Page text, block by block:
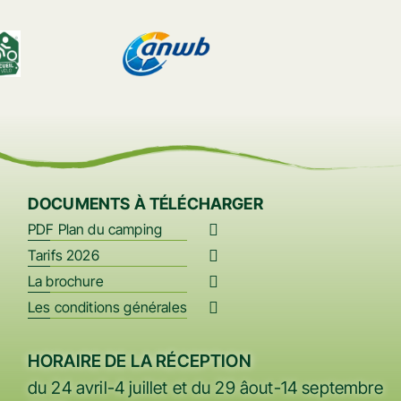
DOCUMENTS À TÉLÉCHARGER
PDF Plan du camping
Tarifs 2026
La brochure
Les conditions générales
HORAIRE DE LA RÉCEPTION
du 24 avril-4 juillet et du 29 âout-14 septembre